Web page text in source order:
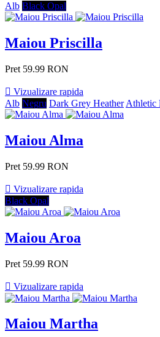
Alb Black Opal
Maiou Priscilla
Pret 59.99 RON
 Vizualizare rapida
Alb Negru Dark Grey Heather Athletic
Maiou Alma
Pret 59.99 RON
 Vizualizare rapida
Black Opal
Maiou Aroa
Pret 59.99 RON
 Vizualizare rapida
Maiou Martha